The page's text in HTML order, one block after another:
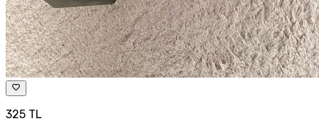
325 TL